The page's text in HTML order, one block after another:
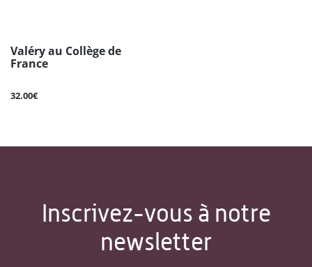
Valéry au Collège de
France
32.00€
Inscrivez-vous à notre
newsletter